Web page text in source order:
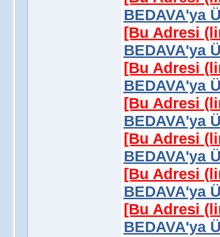
BEDAVA'ya
[Bu Adresi
BEDAVA'ya
[Bu Adresi
BEDAVA'ya
[Bu Adresi
BEDAVA'ya
[Bu Adresi
BEDAVA'ya
[Bu Adresi
BEDAVA'ya
[Bu Adresi
BEDAVA'ya